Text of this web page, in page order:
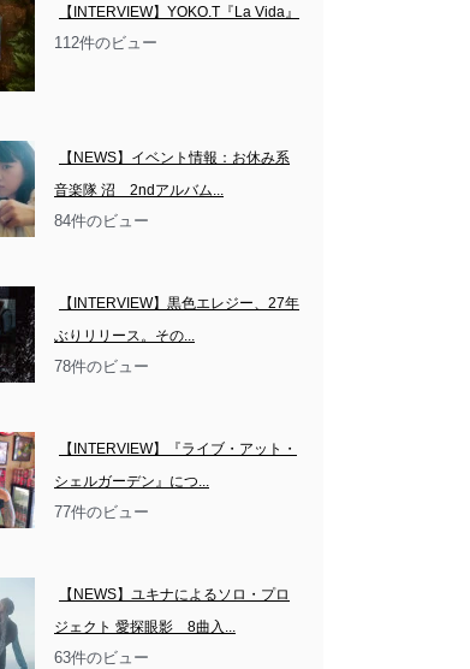
【INTERVIEW】YOKO.T『La Vida』
112件のビュー
【NEWS】イベント情報：お休み系
音楽隊 沼　2ndアルバム...
84件のビュー
【INTERVIEW】黒色エレジー、27年
ぶりリリース。その...
78件のビュー
【INTERVIEW】『ライブ・アット・
シェルガーデン』につ...
77件のビュー
【NEWS】ユキナによるソロ・プロ
ジェクト 愛探眼影　8曲入...
63件のビュー